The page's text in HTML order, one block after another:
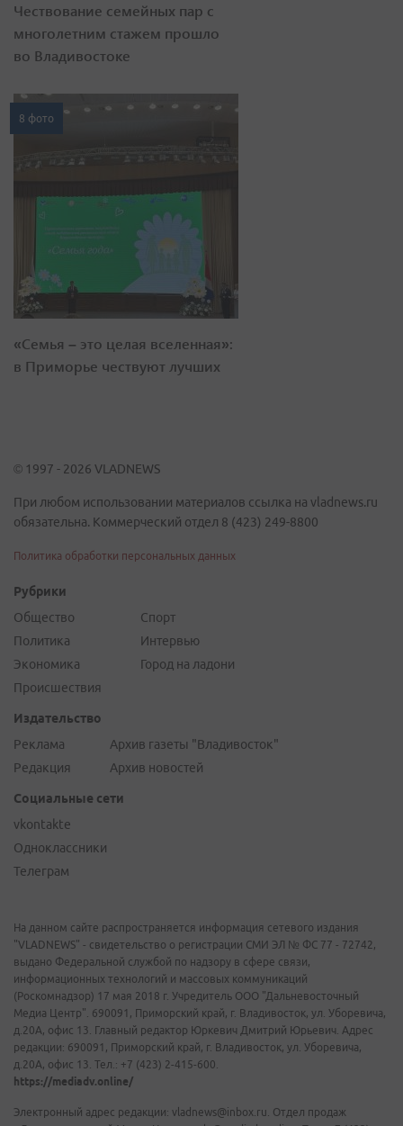
Чествование семейных пар с
многолетним стажем прошло
во Владивостоке
8 фото
«Семья – это целая вселенная»:
в Приморье чествуют лучших
© 1997 - 2026 VLADNEWS
При любом использовании материалов ссылка на vladnews.ru
обязательна. Коммерческий отдел 8 (423) 249-8800
Политика обработки персональных данных
Рубрики
Общество
Политика
Экономика
Происшествия
Спорт
Интервью
Город на ладони
Издательство
Реклама
Редакция
Архив газеты "Владивосток"
Архив новостей
Социальные сети
vkontakte
Одноклассники
Телеграм
На данном сайте распространяется информация сетевого издания
"VLADNEWS" - свидетельство о регистрации СМИ ЭЛ № ФС 77 - 72742,
выдано Федеральной службой по надзору в сфере связи,
информационных технологий и массовых коммуникаций
(Роскомнадзор) 17 мая 2018 г. Учредитель ООО "Дальневосточный
Медиа Центр". 690091, Приморский край, г. Владивосток, ул. Уборевича,
д.20А, офис 13. Главный редактор Юркевич Дмитрий Юрьевич. Адрес
редакции: 690091, Приморский край, г. Владивосток, ул. Уборевича,
д.20А, офис 13. Тел.: +7 (423) 2-415-600.
https://mediadv.online/
Электронный адрес редакции: vladnews@inbox.ru. Отдел продаж